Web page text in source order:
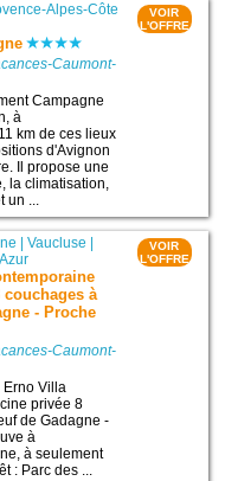
Alpes-Côte
Caumont-
Campagne
à
km de ces lieux
d'Avignon
Il propose une
la climatisation,
un ...
VOIR
L'OFFRE
|Vaucluse
à
- Proche
Caumont-
Erno Villa
privée 8
de Gadagne -
à
à seulement
: Parc des ...
VOIR
L'OFFRE